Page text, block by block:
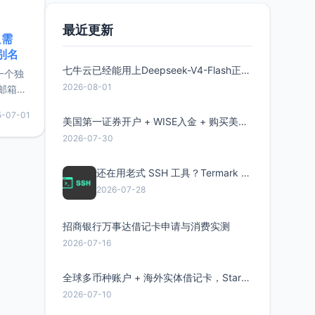
名
个独
箱等
较有
惠的
07-01
最近更新
七牛云已经能用上Deepseek-V4-Flash正式版了，点此领取300万Token
2026-08-01
美国第一证券开户 + WISE入金 + 购买美股全流程分享
2026-07-30
还在用老式 SSH 工具？Termark 新一代跨平台智能SSH客户端了解一下
2026-07-28
招商银行万事达借记卡申请与消费实测
2026-07-16
全球多币种账户 + 海外实体借记卡，Starryblu开户教程与注意事项
2026-07-10